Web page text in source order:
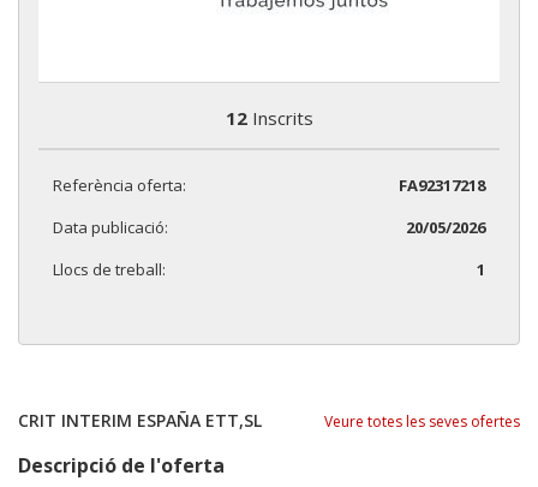
12Inscrits
Referència oferta:
FA92317218
Data publicació:
20/05/2026
Llocs de treball:
1
CRIT INTERIM ESPAÑA ETT,SL Veure totes les seves ofertes
Descripció de l'oferta